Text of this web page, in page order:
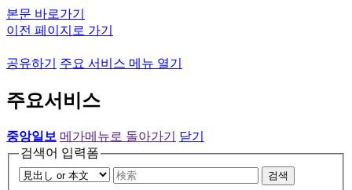
본문 바로가기
이전 페이지로 가기
공유하기 주요 서비스 메뉴 열기
주요서비스
중앙일보 메가메뉴로 돌아가기
닫기
검색어 입력폼
검색